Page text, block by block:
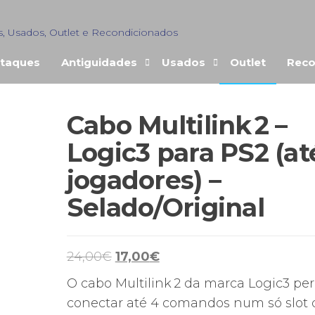
Usados, Outlet e Recondicionados
Antiguidades Usados Outlet
Cabo Multilink 2 –
Logic3 para PS2
jogadores) –
Selado/Original
24,00€ O
preço
original
17,00€O
preço
O cabo Multilink 2 da marca Logic3
conectar até 4 comandos num só slot